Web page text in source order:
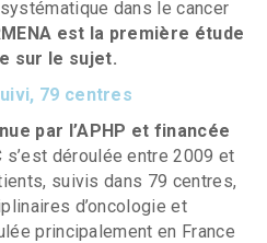
dans le cancer
est la première étude
sur le sujet.
79 centres
par l’APHP et financée
s’est déroulée entre 2009 et
suivis dans 79 centres,
d’oncologie et
principalement en France